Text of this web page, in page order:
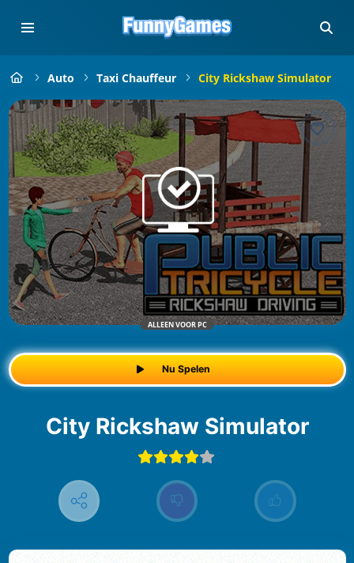
Auto Taxi Chauffeur City Rickshaw Simulator
ALLEEN VOOR PC
Nu Spelen
City Rickshaw Simulator